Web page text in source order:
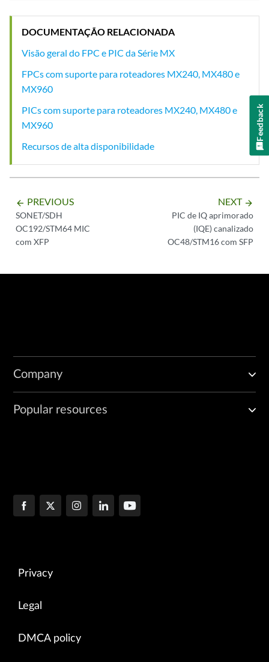
DOCUMENTAÇÃO RELACIONADA
Visão geral do FPC e PIC da Série MX
FPCs com suporte para roteadores MX240, MX480 e
MX960
PICs com suporte para roteadores MX240, MX480 e
MX960
Recursos de alta disponibilidade
arrow_backward PREVIOUS
SONET/SDH
OC192/STM64 MIC
com XFP
NEXT arrow_forward
PIC de IQ aprimorado
(IQE) canalizado
OC48/STM16 com SFP
Company
Popular resources
Privacy
Legal
DMCA policy
Feedback